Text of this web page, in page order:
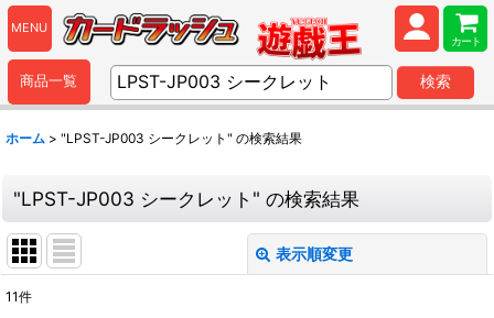
MENU
カート
商品一覧 検索
ホーム > "LPST-JP003 シークレット" の検索結果
"LPST-JP003 シークレット" の検索結果
表示順変更
11件